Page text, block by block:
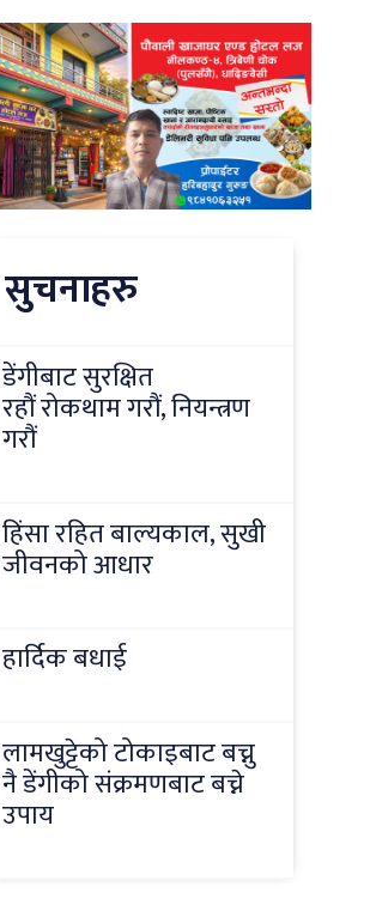
सुचनाहरु
डेंगीबाट सुरक्षित
रहौं रोकथाम गरौं, नियन्त्रण
गरौं
हिंसा रहित बाल्यकाल, सुखी
जीवनको आधार
हार्दिक बधाई
लामखुट्टेको टोकाइबाट बच्नु
नै डेंगीको संक्रमणबाट बच्ने
उपाय